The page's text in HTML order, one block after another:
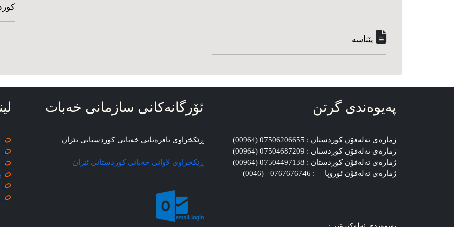
پێناسه‌
په‌یوه‌ندی گرتن
ژماره‌ی ته‌له‌فۆن کوردستان : 07506206655 (00964)
ژماره‌ی ته‌له‌فۆن کوردستان : 07504687209 (00964)
ژماره‌ی ته‌له‌فۆن کوردستان : 07504497138 (00964)
ژماره‌ی ته‌له‌فۆن ئوروپا : 0767676746 (0046)
ئۆرگانه‌کانی سازمانی خه‌بات
ڕێکخراوی ئافره‌تانی خه‌باتی کوردستانی ئێران
ڕێکخراوی لاوانی خه‌باتی کوردستانی ئێران